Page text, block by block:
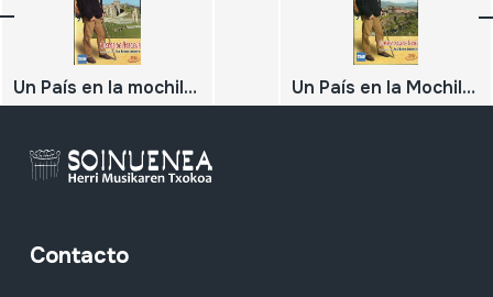
Un País en la mochila. Sierra de Aracena. Andalucía Un País en la Mochila. El Maestrazgo de Teruel. Aragón
Contacto